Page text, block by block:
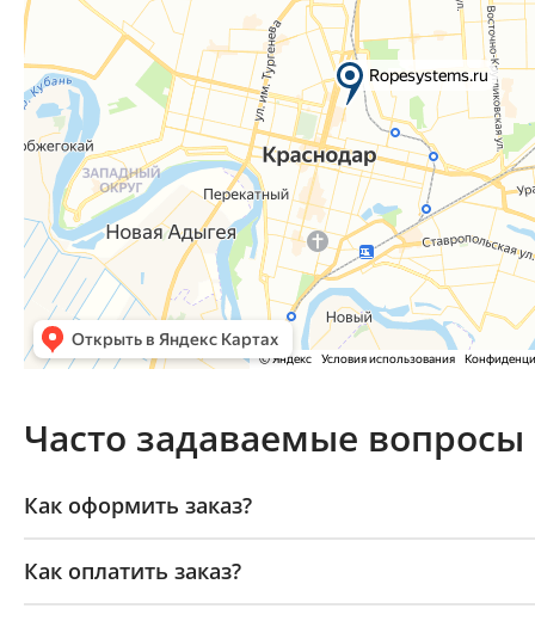
Часто задаваемые вопросы
Как оформить заказ?
Как оплатить заказ?